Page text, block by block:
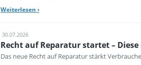
Weiterlesen ›
30.07.2026
Recht auf Reparatur startet –
Das neue Recht auf Reparatur stärkt